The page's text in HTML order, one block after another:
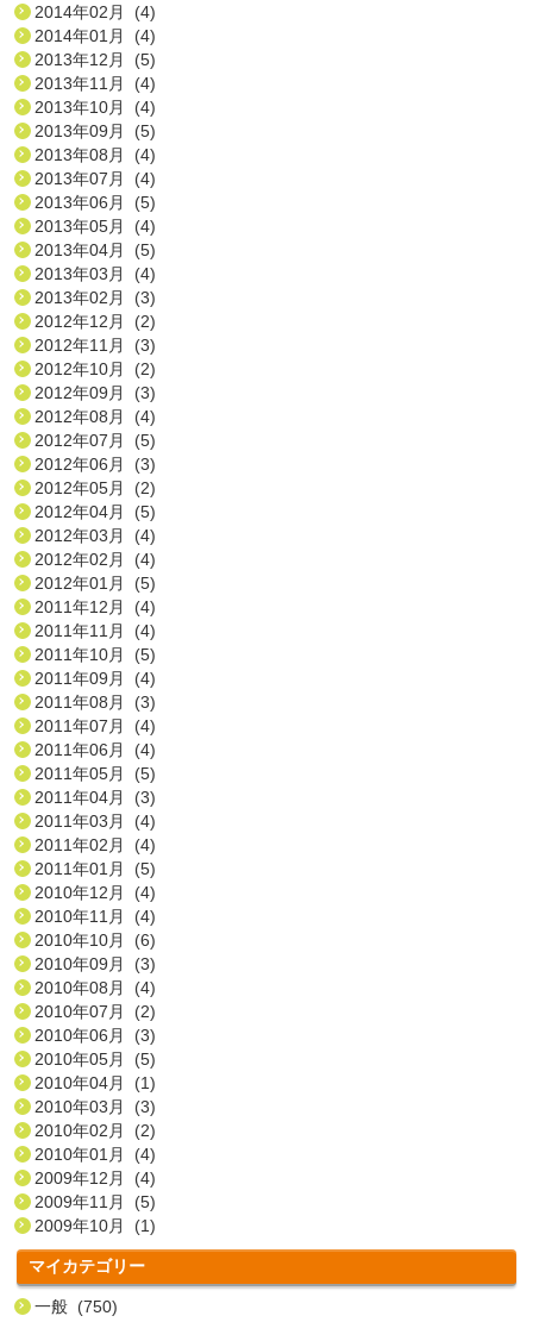
2014年02月 (4)
2014年01月 (4)
2013年12月 (5)
2013年11月 (4)
2013年10月 (4)
2013年09月 (5)
2013年08月 (4)
2013年07月 (4)
2013年06月 (5)
2013年05月 (4)
2013年04月 (5)
2013年03月 (4)
2013年02月 (3)
2012年12月 (2)
2012年11月 (3)
2012年10月 (2)
2012年09月 (3)
2012年08月 (4)
2012年07月 (5)
2012年06月 (3)
2012年05月 (2)
2012年04月 (5)
2012年03月 (4)
2012年02月 (4)
2012年01月 (5)
2011年12月 (4)
2011年11月 (4)
2011年10月 (5)
2011年09月 (4)
2011年08月 (3)
2011年07月 (4)
2011年06月 (4)
2011年05月 (5)
2011年04月 (3)
2011年03月 (4)
2011年02月 (4)
2011年01月 (5)
2010年12月 (4)
2010年11月 (4)
2010年10月 (6)
2010年09月 (3)
2010年08月 (4)
2010年07月 (2)
2010年06月 (3)
2010年05月 (5)
2010年04月 (1)
2010年03月 (3)
2010年02月 (2)
2010年01月 (4)
2009年12月 (4)
2009年11月 (5)
2009年10月 (1)
マイカテゴリー
一般 (750)